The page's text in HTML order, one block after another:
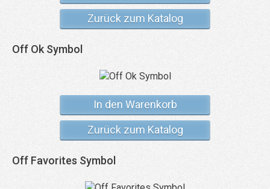
Zurück zum Katalog
Off Ok Symbol
In den Warenkorb
Zurück zum Katalog
Off Favorites Symbol